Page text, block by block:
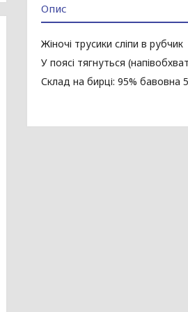
Опис
Жіночі трусики сліпи в рубчик
У поясі тягнуться
Склад на бирці: 95% бавовна